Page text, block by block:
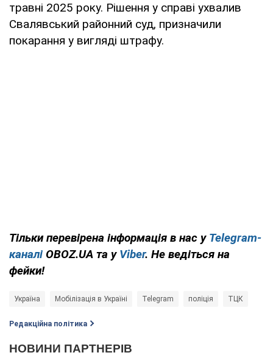
травні 2025 року. Рішення у справі ухвалив
Свалявський районний суд, призначили
покарання у вигляді штрафу.
Тільки перевірена інформація в нас у Telegram-
каналі OBOZ.UA та у Viber. Не ведіться на
фейки!
Україна Мобілізація в Україні Telegram поліція ТЦК
Редакційна політика